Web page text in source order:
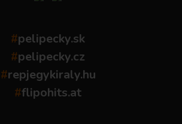
#pelipecky.sk
#pelipecky.cz
#repjegykiraly.hu
#flipohits.at